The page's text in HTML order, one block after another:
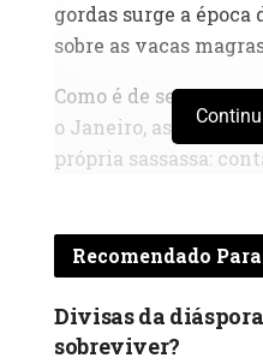
gordas surge a época
sobre as vacas
Como é de se
o Janeiro, as
própria sassassa:
horas.
Se as vacas gordas
abundância e fartura,
Recomendado
Divisas da
sobreviver?